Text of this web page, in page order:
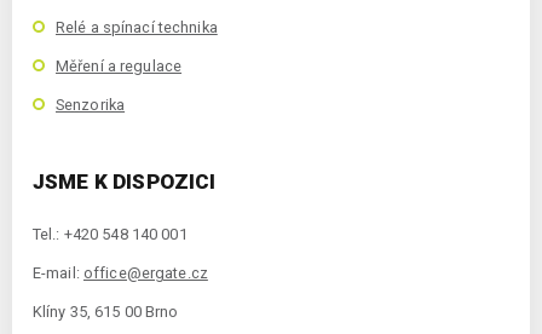
Relé a spínací technika
Měření a regulace
Senzorika
JSME K DISPOZICI
Tel.: +420 548 140 001
E-mail: office@ergate.cz
Klíny 35, 615 00 Brno